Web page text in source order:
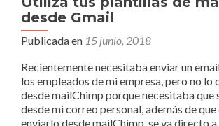
desde Gmail
Publicada en 15 junio, 2018
Recientemente necesitaba enviar un
los empleados de mi empresa, pero no lo
desde mailChimp porque necesitaba que
desde mi correo personal, además de que
enviarlo desde mailChimp, se va directo